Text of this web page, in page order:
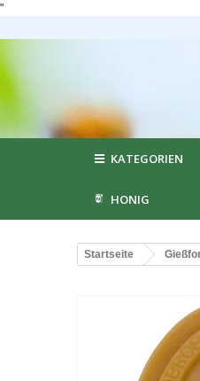
"
KATEGORIEN
HONIG
Startseite